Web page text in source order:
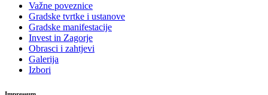
Važne poveznice
Gradske tvrtke i ustanove
Gradske manifestacije
Invest in Zagorje
Obrasci i zahtjevi
Galerija
Izbori